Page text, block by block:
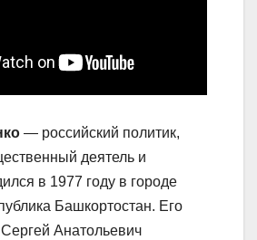
— российский политик,
деятель и
в 1977 году в городе
Башкортостан. Его
Анатольевич